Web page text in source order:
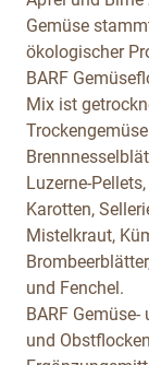
Gemüse
ökologischer
BARF
Mix ist
Luzerne-
Karotten,
Mistelkraut,
und Fenchel.
BARF
und